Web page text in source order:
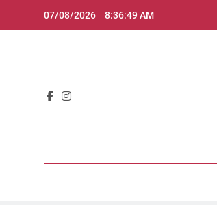
07/08/2026 8:36:51 AM